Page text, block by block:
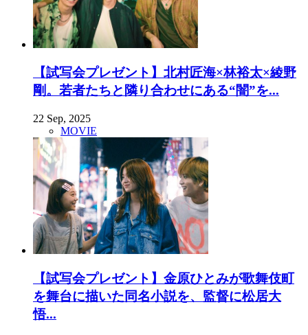
【試写会プレゼント】北村匠海×林裕太×綾野
剛。若者たちと隣り合わせにある“闇”を...
22 Sep, 2025
MOVIE
【試写会プレゼント】金原ひとみが歌舞伎町
を舞台に描いた同名小説を、監督に松居大
悟...